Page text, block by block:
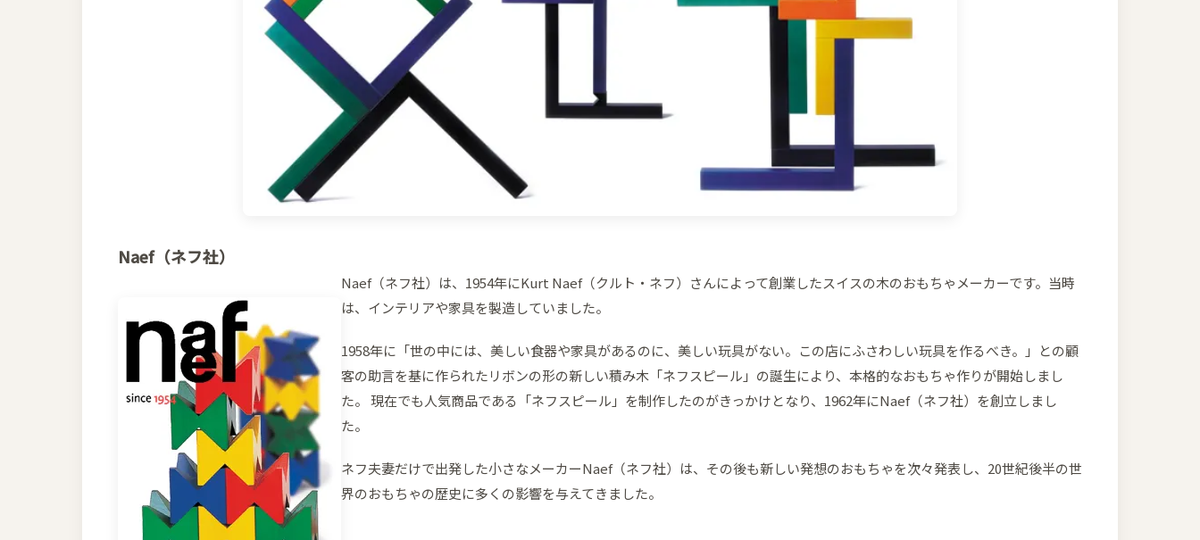
Naef（ネフ社）
Naef（ネフ社）は、1954年にKurt Naef（クルト・ネフ）さんによって創業したスイスの木のおもちゃメーカーです。当時
は、インテリアや家具を製造していました。
1958年に「世の中には、美しい食器や家具があるのに、美しい玩具がない。この店にふさわしい玩具を作るべき。」との顧
客の助言を基に作られたリボンの形の新しい積み木「ネフスピール」の誕生により、本格的なおもちゃ作りが開始しまし
た。 現在でも人気商品である「ネフスピール」を制作したのがきっかけとなり、1962年にNaef（ネフ社）を創立しまし
た。
ネフ夫妻だけで出発した小さなメーカーNaef（ネフ社）は、その後も新しい発想のおもちゃを次々発表し、20世紀後半の世
界のおもちゃの歴史に多くの影響を与えてきました。